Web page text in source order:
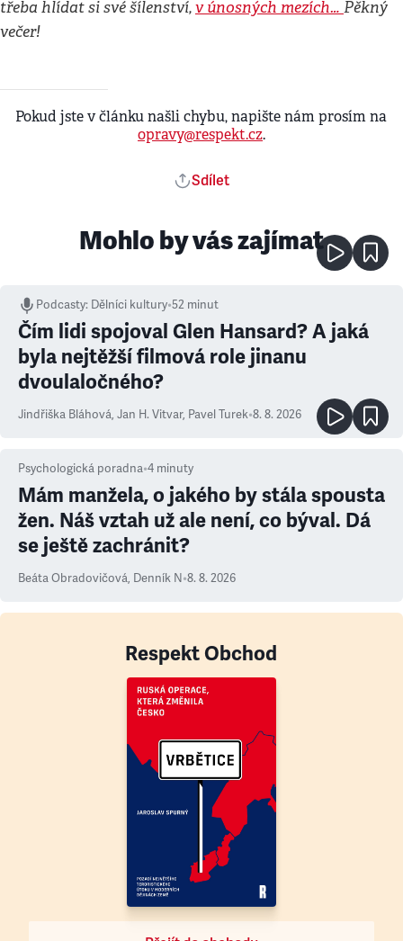
třeba hlídat si své šílenství,v únosných mezích… Pěkný
večer!
Pokud jste v článku našli chybu, napište nám prosím na
opravy@respekt.cz.
Sdílet
Mohlo by vás zajímat
Podcasty: Dělníci kultury•52 minut
Čím lidi spojoval Glen Hansard? A jaká
byla nejtěžší filmová role jinanu
dvoulaločného?
Jindřiška Bláhová, Jan H. Vitvar, Pavel Turek•8. 8. 2026
Psychologická poradna•4 minuty
Mám manžela, o jakého by stála spousta
žen. Náš vztah už ale není, co býval. Dá
se ještě zachránit?
Beáta Obradovičová, Denník N•8. 8. 2026
Respekt Obchod